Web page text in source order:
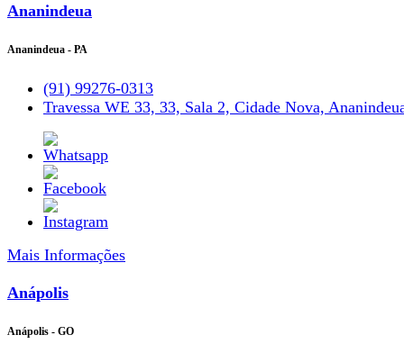
Ananindeua
Ananindeua - PA
(91) 99276-0313
Travessa WE 33, 33, Sala 2, Cidade Nova,
Mais Informações
Anápolis
Anápolis - GO